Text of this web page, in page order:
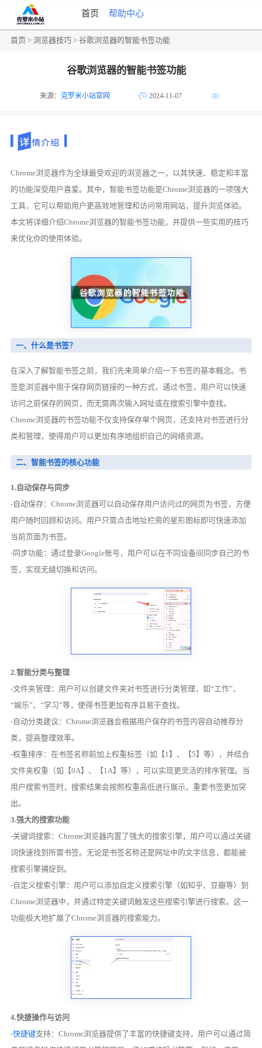
首页 帮助中心
首页 >浏览器技巧 > 谷歌浏览器的智能书签功能
谷歌浏览器的智能书签功能
来源：克罗米小站官网 2024-11-07
Chrome浏览器作为全球最受欢迎的浏览器之一，以其快速、稳定和丰富
的功能深受用户喜爱。其中，智能书签功能是Chrome浏览器的一项强大
工具，它可以帮助用户更高效地管理和访问常用网站，提升浏览体验。
本文将详细介绍Chrome浏览器的智能书签功能，并提供一些实用的技巧
来优化你的使用体验。
一、什么是书签？
在深入了解智能书签之前，我们先来简单介绍一下书签的基本概念。书
签是浏览器中用于保存网页链接的一种方式，通过书签，用户可以快速
访问之前保存的网页，而无需再次输入网址或在搜索引擎中查找。
Chrome浏览器的书签功能不仅支持保存单个网页，还支持对书签进行分
类和管理，使得用户可以更加有序地组织自己的网络资源。
二、智能书签的核心功能
1.自动保存与同步
-自动保存：Chrome浏览器可以自动保存用户访问过的网页为书签，方便
用户随时回顾和访问。用户只需点击地址栏旁的星形图标即可快速添加
当前页面为书签。
-同步功能：通过登录Google账号，用户可以在不同设备间同步自己的书
签，实现无缝切换和访问。
2.智能分类与整理
-文件夹管理：用户可以创建文件夹对书签进行分类管理，如“工作”、
“娱乐”、“学习”等，使得书签更加有序且易于查找。
-自动分类建议：Chrome浏览器会根据用户保存的书签内容自动推荐分
类，提高整理效率。
-权重排序：在书签名称前加上权重标签（如【1】、【5】等），并结合
文件夹权重（如【0A】、【1A】等），可以实现更灵活的排序管理。当
用户搜索书签时，搜索结果会按照权重高低进行展示，重要书签更加突
出。
3.强大的搜索功能
-关键词搜索：Chrome浏览器内置了强大的搜索引擎，用户可以通过关键
词快速找到所需书签。无论是书签名称还是网址中的文字信息，都能被
搜索引擎捕捉到。
-自定义搜索引擎：用户可以添加自定义搜索引擎（如知乎、豆瓣等）到
Chrome浏览器中，并通过特定关键词触发这些搜索引擎进行搜索。这一
功能极大地扩展了Chrome浏览器的搜索能力。
4.快捷操作与访问
-快捷键支持：Chrome浏览器提供了丰富的快捷键支持，用户可以通过简